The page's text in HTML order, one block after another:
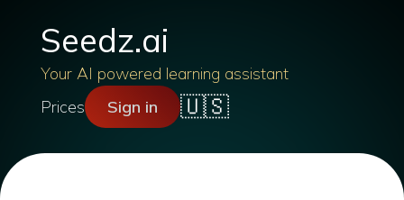
Seedz.ai
Your AI powered learning assistant
Prices
Sign in 🇺🇸